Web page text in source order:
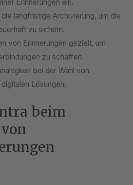
Erinnerungen ein.
langfristige Archivierung, um die
zu sichern.
von Erinnerungen gezielt, um
zu schaffen.
bei der Wahl von
Lösungen.
beim